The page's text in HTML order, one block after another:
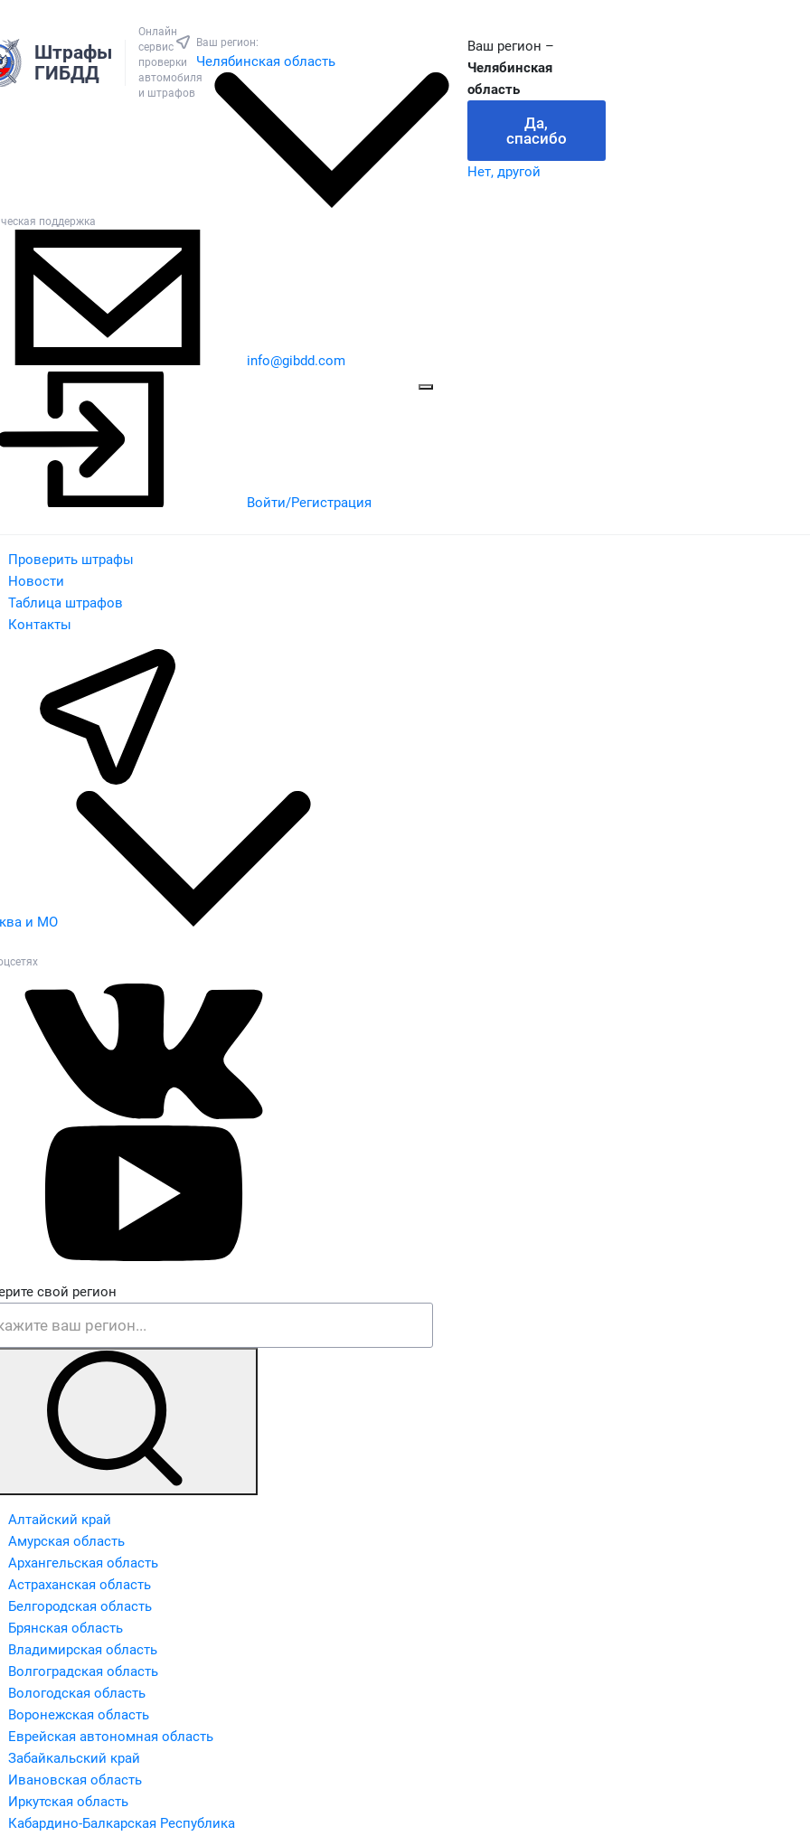
Штрафы
ГИБДД
Онлайн
сервис
проверки
автомобиля
и штрафов
Ваш регион:
Челябинская область
Ваш регион –
Челябинская
область
Да,
спасибо
Нет, другой
поддержка
info@gibdd.com
Войти/Регистрация
Проверить штрафы
Новости
Таблица штрафов
Контакты
и МО
свой регион
Алтайский край
Амурская область
Архангельская область
Астраханская область
Белгородская область
Брянская область
Владимирская область
Волгоградская область
Вологодская область
Воронежская область
Еврейская автономная область
Забайкальский край
Ивановская область
Иркутская область
Кабардино-Балкарская Республика